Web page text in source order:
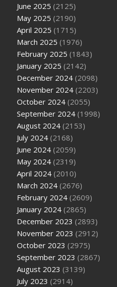
June 2025 (2125)
May 2025 (2190)
April 2025 (1715)
March 2025 (1976)
February 2025 (1843)
January 2025 (2142)
December 2024 (2098)
November 2024 (2203)
October 2024 (2055)
September 2024 (1998)
August 2024 (2153)
July 2024 (2168)
June 2024 (2059)
May 2024 (2319)
April 2024 (2010)
March 2024 (2676)
February 2024 (2609)
January 2024 (2865)
December 2023 (2893)
November 2023 (2912)
October 2023 (2975)
September 2023 (2867)
August 2023 (3139)
July 2023 (2914)